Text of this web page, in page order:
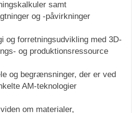
samt
og -påvirkninger
og forretningsudvikling med 3D-
og produktionsressource
og begrænsninger, der er ved
AM-teknologier
om materialer,